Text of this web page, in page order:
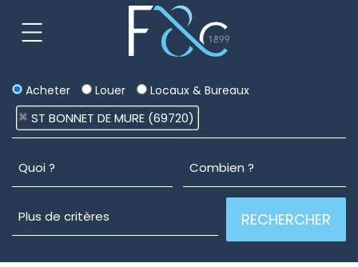
Acheter Louer Locaux & Bureaux
ST BONNET DE MURE (69720)